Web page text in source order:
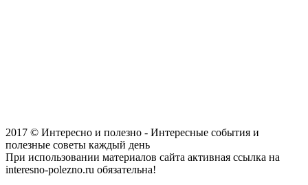
2017 © Интересно и полезно - Интересные события и
полезные советы каждый день
При использовании материалов сайта активная ссылка на
interesno-polezno.ru обязательна!